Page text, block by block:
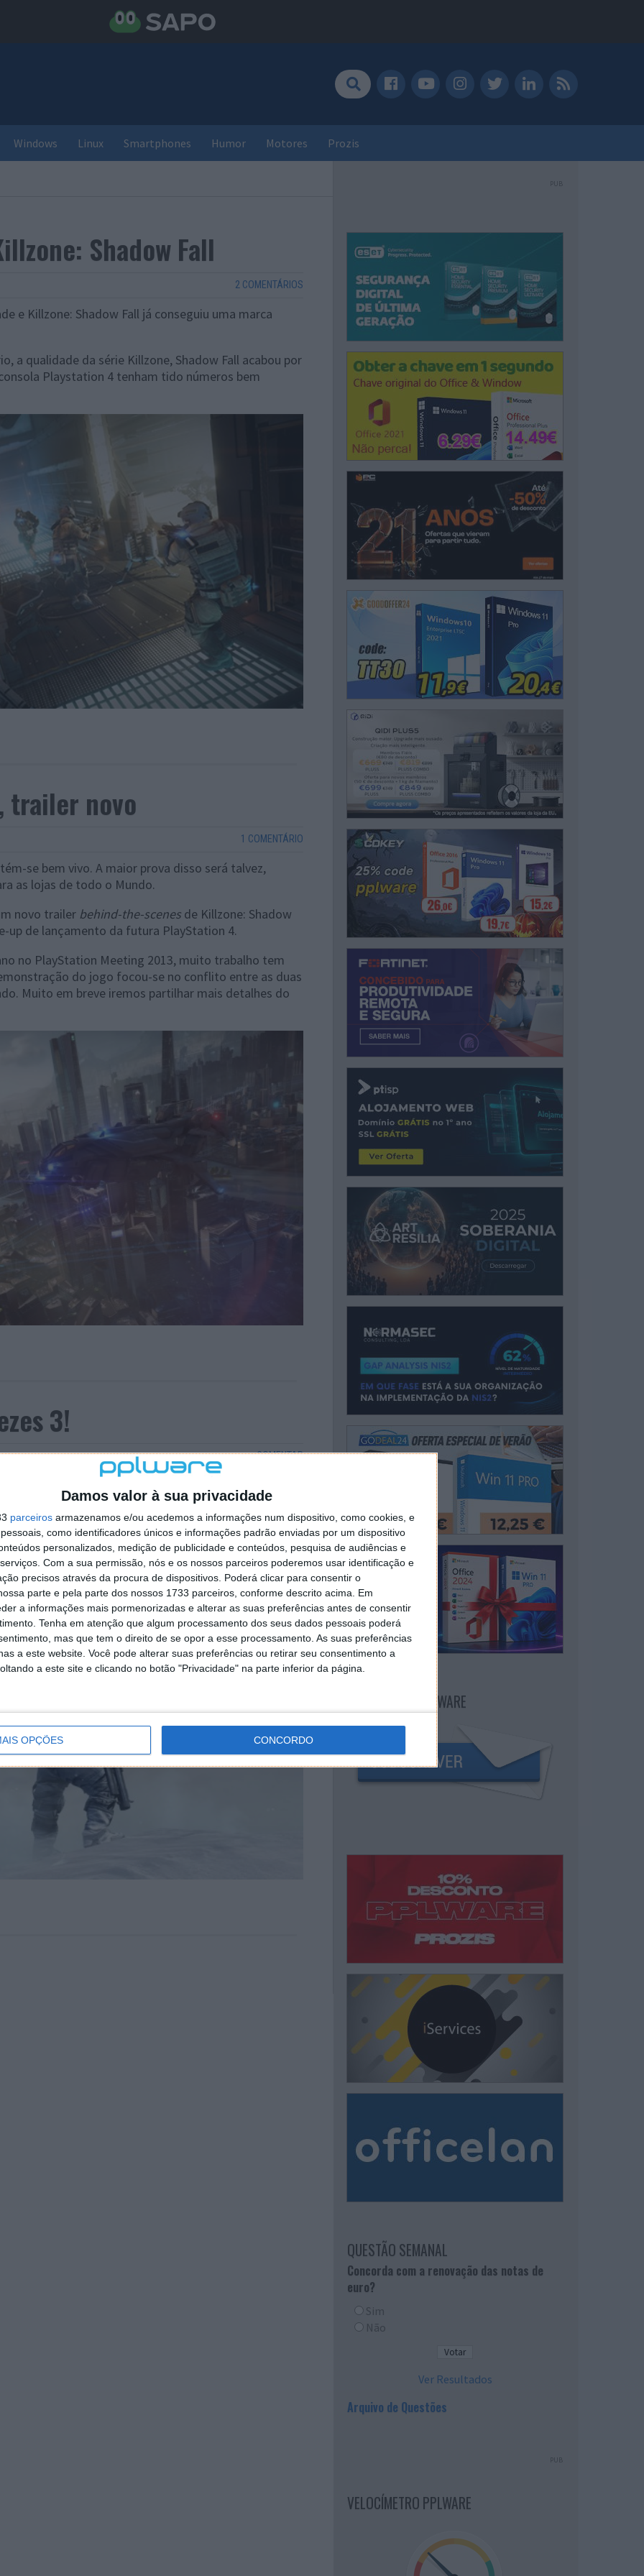
Damos valor à sua privacidade
parceiros armazenamos e/ou acedemos a informações num dispositivo, como cookies, e
como identificadores únicos e informações padrão enviadas por um dispositivo
personalizados, medição de publicidade e conteúdos, pesquisa de audiências e
Com a sua permissão, nós e os nossos parceiros poderemos usar identificação e
precisos através da procura de dispositivos. Poderá clicar para consentir o
parte e pela parte dos nossos 1733 parceiros, conforme descrito acima. Em
a informações mais pormenorizadas e alterar as suas preferências antes de consentir
Tenha em atenção que algum processamento dos seus dados pessoais poderá
mas que tem o direito de se opor a esse processamento. As suas preferências
a este website. Você pode alterar suas preferências ou retirar seu consentimento a
a este site e clicando no botão "Privacidade" na parte inferior da página.
OPÇÕES CONCORDO
Windows Linux Smartphones Humor Motores Prozis
Shadow Fall
2 COMENTÁRIOS
e Killzone: Shadow Fall já conseguiu uma marca
a qualidade da série Killzone, Shadow Fall acabou por
Playstation 4 tenham tido números bem
trailer novo
1 COMENTÁRIO
se bem vivo. A maior prova disso será talvez,
as lojas de todo o Mundo.
novo trailer behind-the-scenes de Killzone: Shadow
up de lançamento da futura PlayStation 4.
no PlayStation Meeting 2013, muito trabalho tem
do jogo focou-se no conflito entre as duas
Muito em breve iremos partilhar mais detalhes do
3!
COMENTAR
sob a forma duma trilogia.
Esta trilogia, uma das sagas mais
para a PlayStation 3 e, certamente fará as
por cima, disponível numa caixa especial onde se
PUB
NEWSLETTER PPLWARE
QUESTÃO SEMANAL
Concorda com a renovação das notas de
euro?
Sim
Não
Ver Resultados
Arquivo de Questões
PUB
VELOCÍMETRO PPLWARE